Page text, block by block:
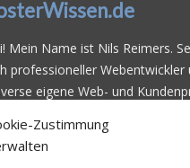
Zustimmung
Mein Name ist Nils Reimers.
professioneller Webentwickler
eigene Web- und
ist gutes Webhosting
Anbietern ärgert man sich